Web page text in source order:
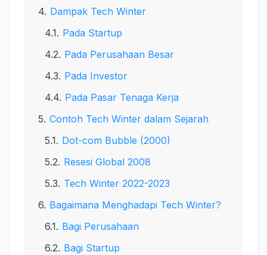
Dampak Tech Winter
Pada Startup
Pada Perusahaan Besar
Pada Investor
Pada Pasar Tenaga Kerja
Contoh Tech Winter dalam Sejarah
Dot-com Bubble (2000)
Resesi Global 2008
Tech Winter 2022-2023
Bagaimana Menghadapi Tech Winter?
Bagi Perusahaan
Bagi Startup